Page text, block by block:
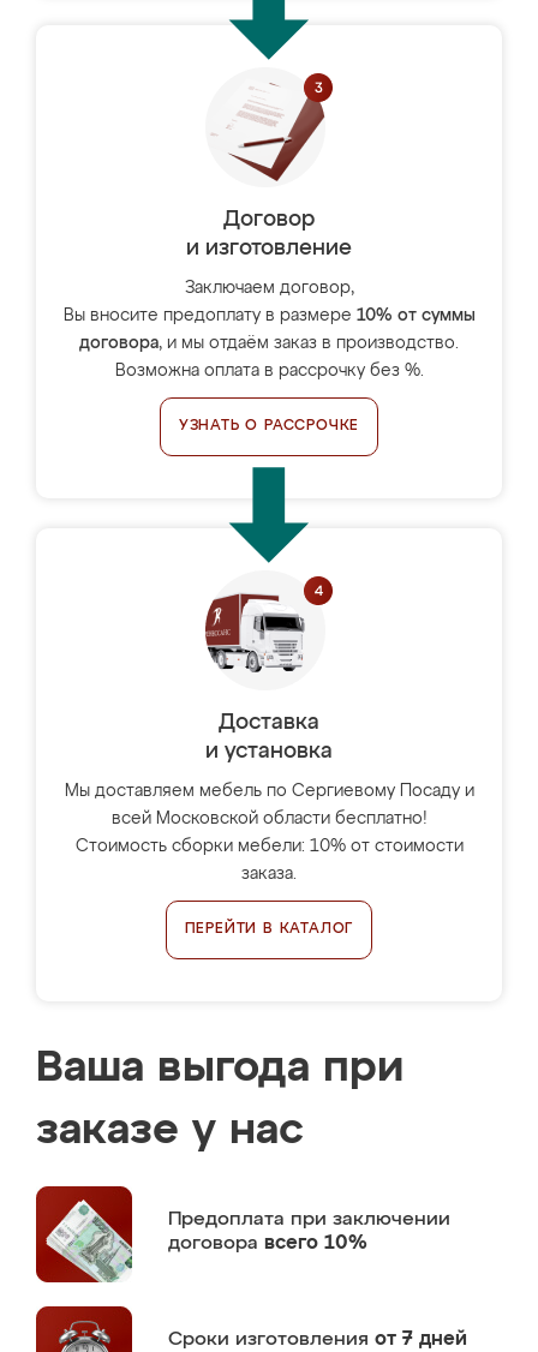
Договор
и изготовление
Заключаем договор,
Вы вносите предоплату в размере 10% от суммы
договора, и мы отдаём заказ в производство.
Возможна оплата в рассрочку без %.
УЗНАТЬ О РАССРОЧКЕ
Доставка
и установка
Мы доставляем мебель по Сергиевому Посаду и
всей Московской области бесплатно!
Стоимость сборки мебели: 10% от стоимости
заказа.
ПЕРЕЙТИ В КАТАЛОГ
Ваша выгода при
заказе у нас
Предоплата при заключении
договора всего 10%
Сроки изготовления от 7 дней